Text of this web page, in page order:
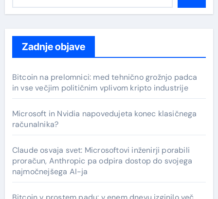
Zadnje objave
Bitcoin na prelomnici: med tehnično grožnjo padca
in vse večjim političnim vplivom kripto industrije
Microsoft in Nvidia napovedujeta konec klasičnega
računalnika?
Claude osvaja svet: Microsoftovi inženirji porabili
proračun, Anthropic pa odpira dostop do svojega
najmočnejšega AI-ja